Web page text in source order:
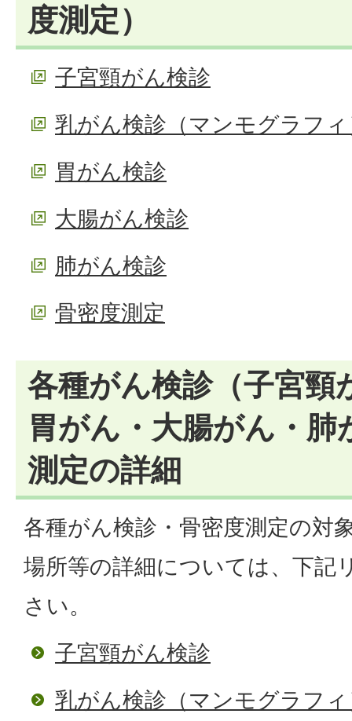
度測定）
子宮頸がん検診
乳がん検診（マンモグラフ
胃がん検診
大腸がん検診
肺がん検診
骨密度測定
各種がん検診（子宮頸
胃がん・大腸がん・肺
測定の詳細
各種がん検診・骨密度測定の対
場所等の詳細については、下記
さい。
子宮頸がん検診
乳がん検診（マンモグラフ